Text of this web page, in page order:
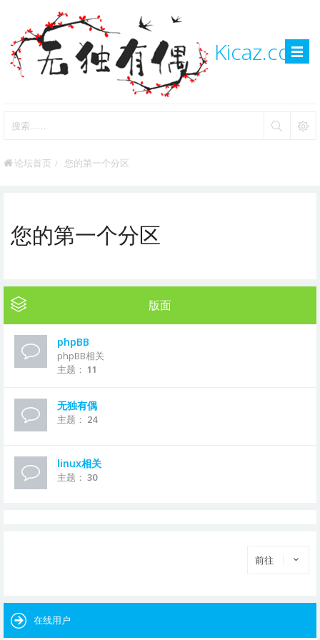
Kicaz.com
论坛首页 您的第一个分区
您的第一个分区
版面
phpBB
phpBB相关
主题： 11
无独有偶
主题： 24
linux相关
主题： 30
前往
在线用户